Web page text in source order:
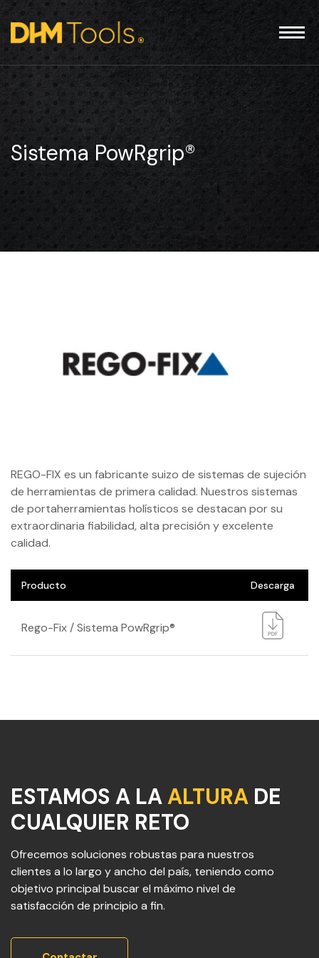
Sistema PowRgrip®
REGO-FIX es un fabricante suizo de sistemas de sujeción
de herramientas de primera calidad. Nuestros sistemas
de portaherramientas holísticos se destacan por su
extraordinaria fiabilidad, alta precisión y excelente
calidad.
Producto Descarga
Rego-Fix / Sistema PowRgrip®
ESTAMOS A LAALTURA DE
CUALQUIER RETO
Ofrecemos soluciones robustas para nuestros
clientes a lo largo y ancho del país, teniendo como
objetivo principal buscar el máximo nivel de
satisfacción de principio a fin.